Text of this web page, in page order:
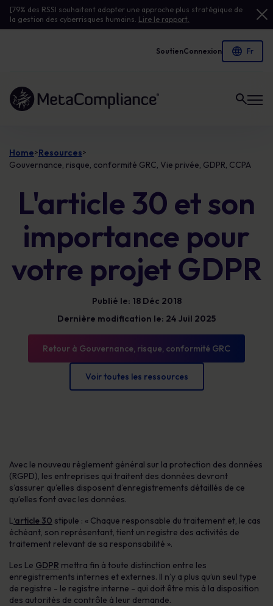
[79% des RSSI souhaitent adopter une approche plus stratégique de
la gestion des cyberrisques humains. Lire le rapport.
SoutienConnexion
Lien vers la page d'accueil
Home>Resources>
Gouvernance, risque, conformité GRC, Vie privée, GDPR, CCPA
L'article 30 et son
importance pour
votre projet GDPR
Publié le: 18 Déc 2018
Dernière modification le: 24 Juil 2025
Retour à Gouvernance, risque, conformité GRC
Voir toutes les ressources
Avec le nouveau règlement général sur la protection des données
(RGPD), les entreprises qui traitent des données devront
s’assurer qu’elles disposent d’enregistrements détaillés de ce
qu’elles font avec les données.
L‘article 30 stipule : « Chaque responsable du traitement et, le cas
échéant, son représentant, tient un registre des activités de
traitement relevant de sa responsabilité ».
Les Le GDPR mettra fin à toute distinction entre les
enregistrements internes et externes. Il n’y a plus qu’un seul type
de registre - le registre interne - qui doit être mis à la disposition
des autorités de contrôle à leur demande.